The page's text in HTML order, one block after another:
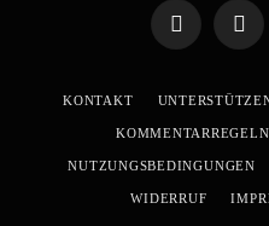
Telegram
KONTAKT
KOMMENTARREGELN
NUTZUNGSBEDINGUNGEN
WIDERRUF